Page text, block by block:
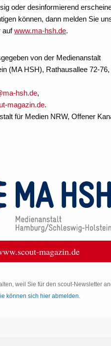
oder desinformierend
können, dann melden Sie
aufwww.ma-hsh.de.
von der Medienanstalt
(MA HSH), Rathausallee 72-76,
hsh.de,
magazin.de.
für Medien NRW, Offener
magazin.de
weil Sie für den scout-Newsletter
können sich hier abmelden.